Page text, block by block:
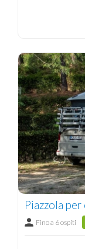
Piazzola
Fino a 6 ospiti